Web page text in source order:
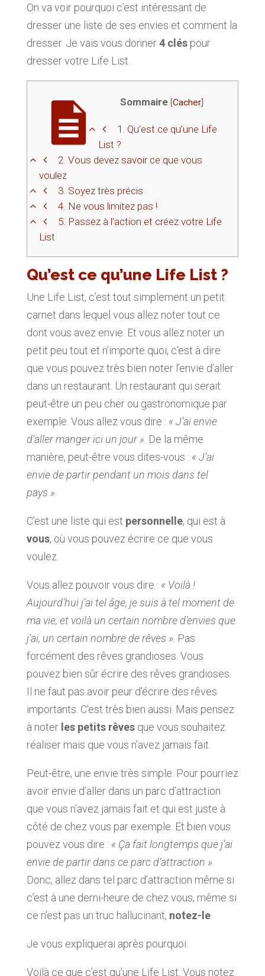
On va voir pourquoi c’est intéressant de
dresser une liste de ses envies et comment la
dresser. Je vais vous donner4 cléspour
dresser votre Life List.
Sommaire [Cacher]
1. Qu’est ce qu’une Life
List ?
2. Vous devez savoir ce que vous
voulez
3. Soyez très précis
4. Ne vous limitez pas !
5. Passez à l’action et créez votre Life
List
Qu’est ce qu’une Life List ?
Une Life List, c’est tout simplement un petit
carnet dans lequel vous allez noter tout ce
dont vous avez envie. Et vous allez noter un
petit peu tout et n’importe quoi, c’est à dire
que vous pouvez très bien noter l’envie d’aller
dans un restaurant. Un restaurant qui serait
peut-être un peu cher ou gastronomique par
exemple. Vous allez vous dire : « J’ai envie
d’aller manger ici un jour ». De la même
manière, peut-être vous dites-vous : « J’ai
envie de partir pendant un mois dans tel
pays ».
C’est une liste qui est personnelle, qui est à
vous, où vous pouvez écrire ce que vous
voulez.
Vous allez pouvoir vous dire : « Voilà !
Aujourd’hui j’ai tel âge, je suis à tel moment de
ma vie, et voilà un certain nombre d’envies que
j’ai, un certain nombre de rêves ». Pas
forcément des rêves grandioses. Vous
pouvez bien sûr écrire des rêves grandioses.
Il ne faut pas avoir peur d’écrire des rêves
importants. C’est très bien aussi. Mais pensez
à noter les petits rêvesque vous souhaitez
réaliser mais que vous n’avez jamais fait.
Peut-être, une envie très simple. Pour pourriez
avoir envie d’aller dans un parc d’attraction
que vous n’avez jamais fait et qui est juste à
côté de chez vous par exemple. Et bien vous
pouvez vous dire : « Ça fait longtemps que j’ai
envie de partir dans ce parc d’attraction ».
Donc, allez dans tel parc d’attraction même si
c’est à une demi-heure de chez vous, même si
ce n’est pas un truc hallucinant, notez-le.
Je vous expliquerai après pourquoi.
Voilà ce que c’est qu’une Life List. Vous notez